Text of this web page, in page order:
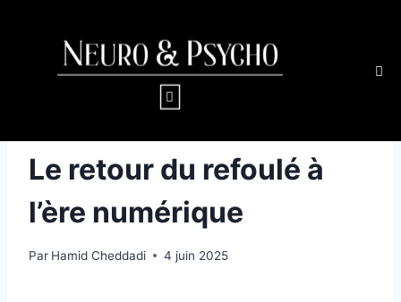
Le retour du refoulé à
l’ère numérique
Par Hamid Cheddadi 4 juin 2025